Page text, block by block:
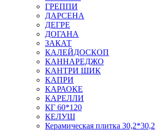
ГРЕППИ
ДАРСЕНА
ДЕГРЕ
ДОГАНА
ЗАКАТ
КАЛЕЙДОСКОП
КАННАРЕДЖО
КАНТРИ ШИК
КАПРИ
КАРАОКЕ
КАРЕЛЛИ
КГ 60*120
КЕЛУШ
Керамическая плитка 30,2*30,2